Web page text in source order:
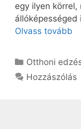
egy ilyen
Olvass tovább
Kategória
Otthoni
Hozzászólás